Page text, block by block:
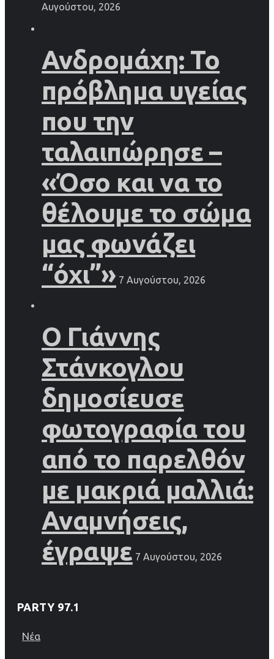
Αυγούστου, 2026
Ανδρομάχη: Το
πρόβλημα υγείας
που την
ταλαιπώρησε –
«Όσο και να το
θέλουμε το σώμα
μας φωνάζει
“όχι”» 7 Αυγούστου, 2026
Ο Γιάννης
Στάνκογλου
δημοσίευσε
φωτογραφία του
από το παρελθόν
με μακριά μαλλιά:
Αναμνήσεις,
έγραψε 7 Αυγούστου, 2026
PARTY 97.1
Νέα